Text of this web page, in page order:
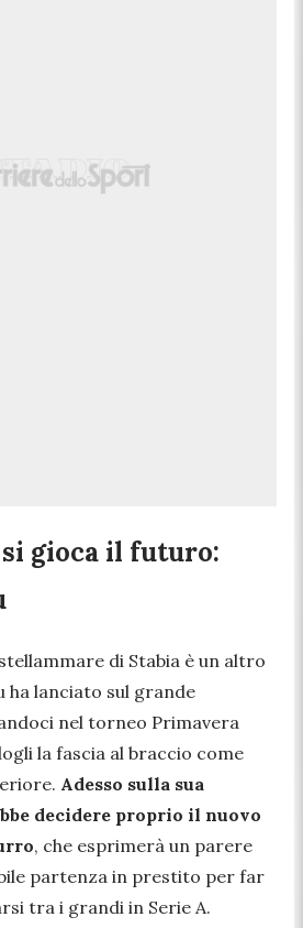
gioca il futuro:
di Stabia è un altro
ha lanciato sul grande
nel torneo Primavera
la fascia al braccio come
Adesso sulla sua
decidere proprio il nuovo
, che esprimerà un parere
partenza in prestito per far
tra i grandi in Serie A.